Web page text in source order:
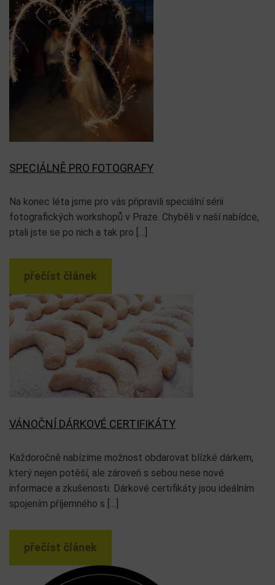
SPECIÁLNĚ PRO FOTOGRAFY
Na konec léta jsme pro vás připravili speciální sérii
fotografických workshopů v Praze. Chyběli v naší nabídce,
ptali jste se po nich a tak pro […]
přečíst článek
VÁNOČNÍ DÁRKOVÉ CERTIFIKÁTY
Každoročně nabízíme možnost obdarovat blízké dárkem,
který nejen potěší, ale zároveň s sebou nese nové
informace a zkušenosti. Dárkové certifikáty jsou ideálním
spojením příjemného s […]
přečíst článek